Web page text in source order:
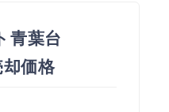
青葉台
却価格